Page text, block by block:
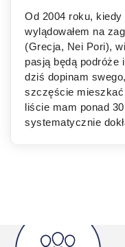
Od 2004 roku,
wylądowałem na
(Grecja, Nei Pori),
pasją będą podróże
dziś dopinam
szczęście
liście mam ponad
systematycznie